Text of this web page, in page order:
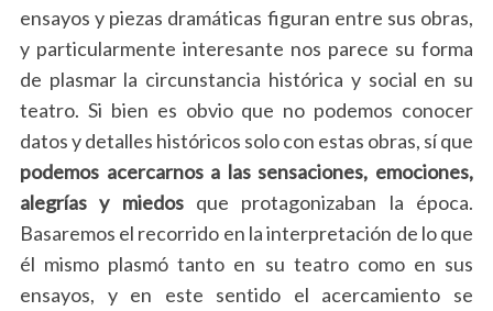
ensayos y piezas dramáticas figuran entre sus obras,
y particularmente interesante nos parece su forma
de plasmar la circunstancia histórica y social en su
teatro. Si bien es obvio que no podemos conocer
datos y detalles históricos solo con estas obras, sí que
podemos acercarnos a las sensaciones, emociones,
alegrías y miedosque protagonizaban la época.
Basaremos el recorrido en la interpretación de lo que
él mismo plasmó tanto en su teatro como en sus
ensayos, y en este sentido el acercamiento se